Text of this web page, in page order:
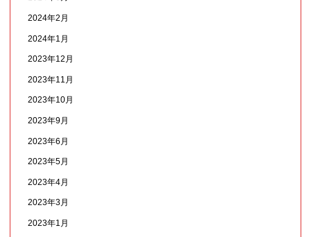
2024年2月
2024年1月
2023年12月
2023年11月
2023年10月
2023年9月
2023年6月
2023年5月
2023年4月
2023年3月
2023年1月